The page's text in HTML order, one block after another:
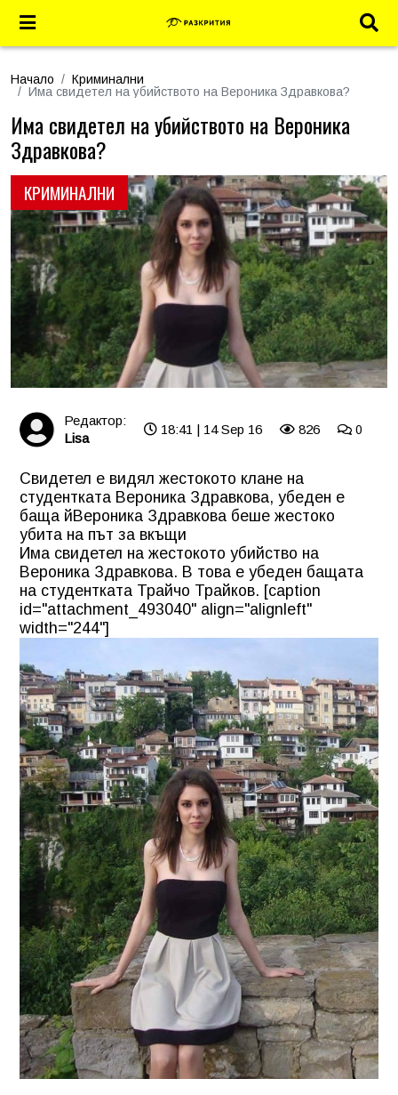
Начало
Криминални
Има свидетел на убийството на Вероника Здравкова?
КРИМИНАЛНИ
Има свидетел на убийството на Вероника
Здравкова?
Редактор:
Lisa
18:41 | 14 Sep 16 826 0
Свидетел е видял жестокото клане на
студентката Вероника Здравкова, убеден е
баща йВероника Здравкова беше жестоко
убита на път за вкъщи
Има свидетел на жестокото убийство на
Вероника Здравкова. В това е убеден бащата
на студентката Трайчо Трайков. [caption
id="attachment_493040" align="alignleft"
width="244"]